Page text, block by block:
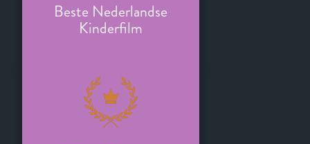
Beste Nederlandse
Kinderfilm